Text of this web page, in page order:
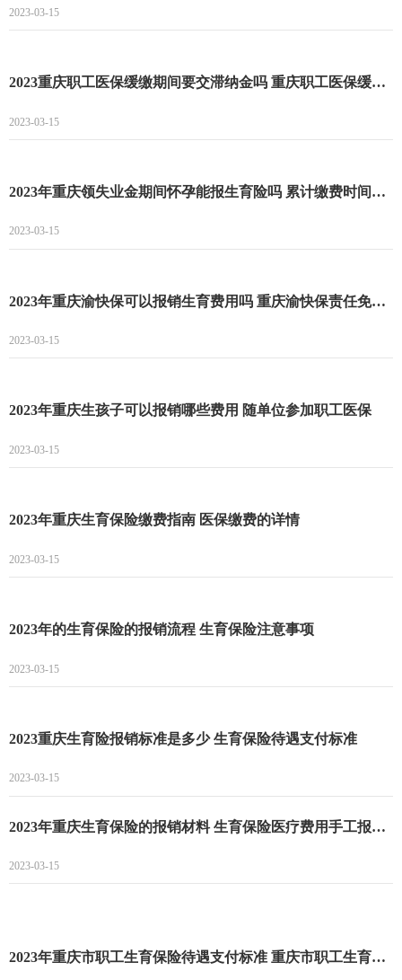
2023-03-15
2023重庆职工医保缓缴期间要交滞纳金吗 ​重庆职工医保缓缴期间参保人待遇是否受影响
2023-03-15
2023年重庆领失业金期间怀孕能报生育险吗 累计缴费时间补助
2023-03-15
2023年重庆渝快保可以报销生育费用吗 重庆渝快保责任免除范畴
2023-03-15
2023年重庆生孩子可以报销哪些费用 随单位参加职工医保
2023-03-15
2023年重庆生育保险缴费指南 医保缴费的详情
2023-03-15
2023年的生育保险的报销流程 生育保险注意事项
2023-03-15
2023重庆生育险报销标准是多少 生育保险待遇支付标准
2023-03-15
2023年重庆生育保险的报销材料 生育保险医疗费用手工报销申报资料
2023-03-15
2023年重庆市职工生育保险待遇支付标准 重庆市职工生育保险生育并发症支付范围及标准